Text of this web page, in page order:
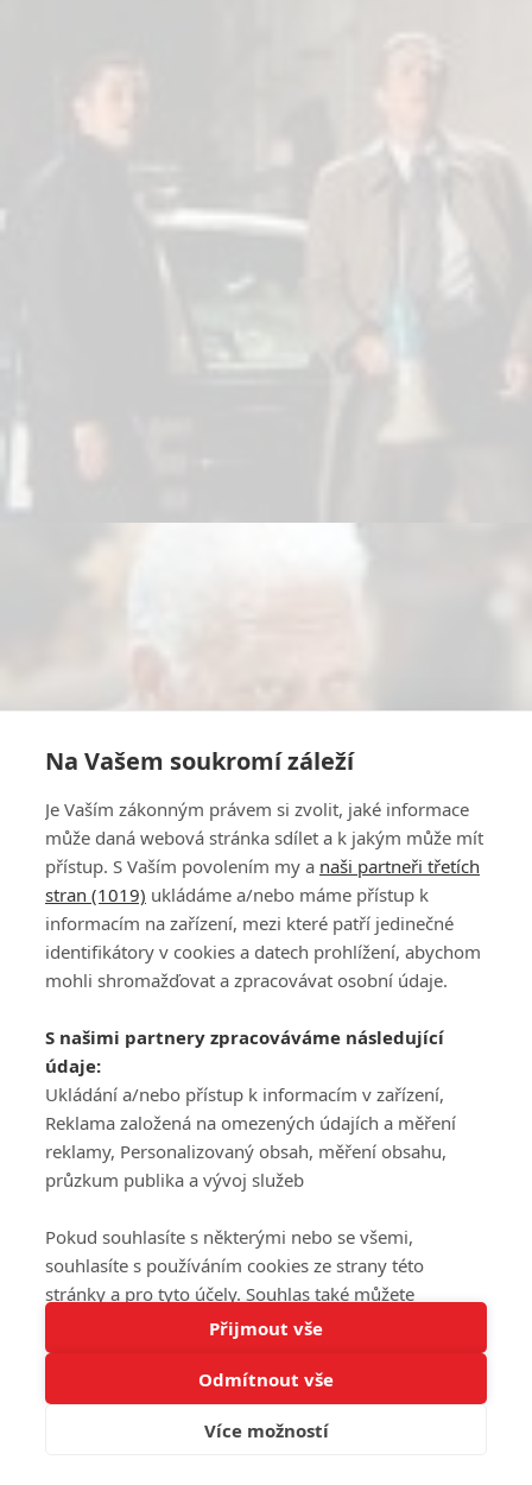
Tato stránka používá soubory cookies.
Rozumím
Na Vašem soukromí záleží
Je Vaším zákonným právem si zvolit, jaké informace
může daná webová stránka sdílet a k jakým může mít
přístup. S Vaším povolením my a naši partneři třetích
stran (1019) ukládáme a/nebo máme přístup k
informacím na zařízení, mezi které patří jedinečné
identifikátory v cookies a datech prohlížení, abychom
mohli shromažďovat a zpracovávat osobní údaje.
S našimi partnery zpracováváme následující
údaje:
Ukládání a/nebo přístup k informacím v zařízení,
Reklama založená na omezených údajích a měření
reklamy, Personalizovaný obsah, měření obsahu,
průzkum publika a vývoj služeb
Pokud souhlasíte s některými nebo se všemi,
souhlasíte s používáním cookies ze strany této
stránky a pro tyto účely. Souhlas také můžete
odmítnout, ale v takovém případě vám na stránce
nebudou k dispozici některé personalizované funkce.
Vaše volby souhlasu se budou vztahovat pouze na
tuto webovou stránku. Vaše nastavení a odvolání
souhlasu můžete kdykoli změnit na stránce s
Přijmout vše
Odmítnout vše
Více možností